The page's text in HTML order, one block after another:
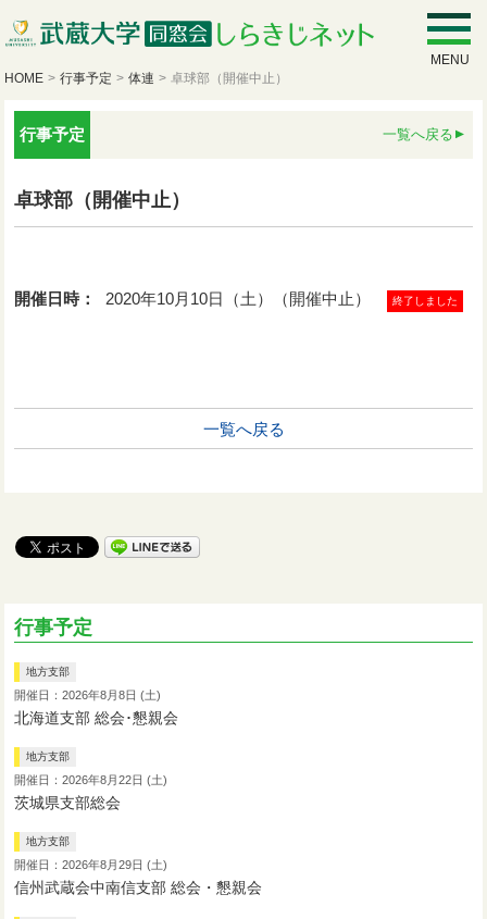
MENU
HOME > 行事予定 > 体連 > 卓球部（開催中止）
行事予定 一覧へ戻る
卓球部（開催中止）
開催日時： 2020年10月10日（土）（開催中止） 終了しました
一覧へ戻る
行事予定
地方支部
開催日：2026年8月8日 (土)
北海道支部 総会･懇親会
地方支部
開催日：2026年8月22日 (土)
茨城県支部総会
地方支部
開催日：2026年8月29日 (土)
信州武蔵会中南信支部 総会・懇親会